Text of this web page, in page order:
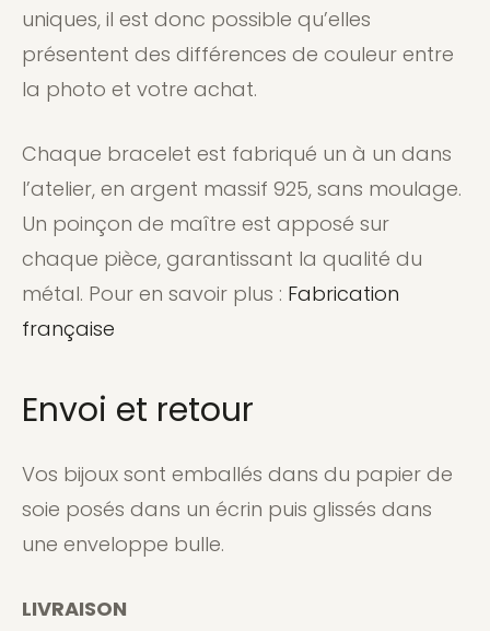
uniques, il est donc possible qu’elles
présentent des différences de couleur entre
la photo et votre achat.
Chaque bracelet est fabriqué un à un dans
l’atelier, en argent massif 925, sans moulage.
Un poinçon de maître est apposé sur
chaque pièce, garantissant la qualité du
métal. Pour en savoir plus : Fabrication
française
Envoi et retour
Vos bijoux sont emballés dans du papier de
soie posés dans un écrin puis glissés dans
une enveloppe bulle.
LIVRAISON